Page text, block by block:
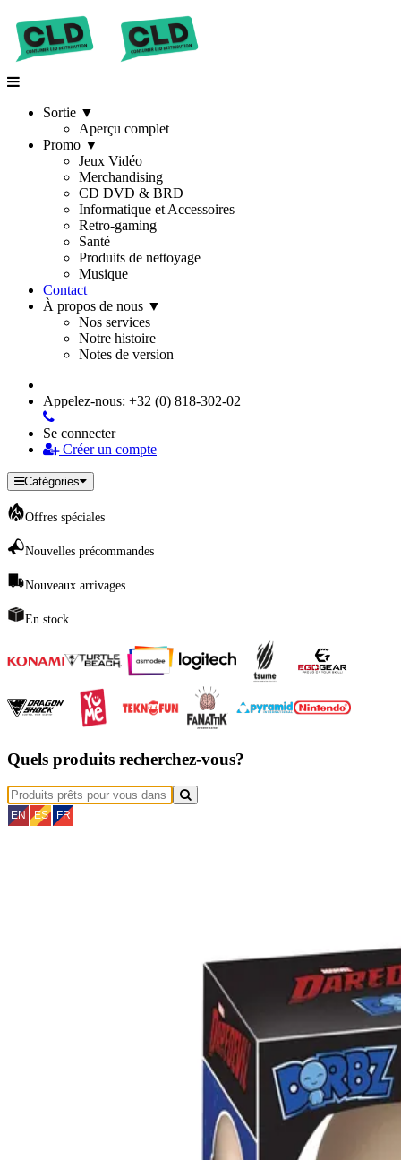
Sortie ▼
Aperçu complet
Promo ▼
Jeux Vidéo
Merchandising
CD DVD & BRD
Informatique et Accessoires
Retro-gaming
Santé
Produits de nettoyage
Musique
Contact
À propos de nous ▼
Nos services
Notre histoire
Notes de version
Appelez-nous: +32 (0) 818-302-02
Se connecter
Créer un compte
Catégories
Offres spéciales
Nouvelles précommandes
Nouveaux arrivages
En stock
Quels produits recherchez-vous?